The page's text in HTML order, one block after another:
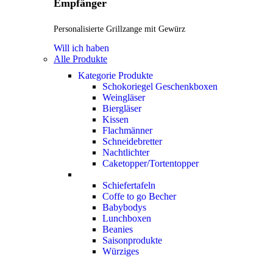
Empfänger
Personalisierte Grillzange mit Gewürz
Will ich haben
Alle Produkte
Kategorie Produkte
Schokoriegel Geschenkboxen
Weingläser
Biergläser
Kissen
Flachmänner
Schneidebretter
Nachtlichter
Caketopper/Tortentopper
Schiefertafeln
Coffe to go Becher
Babybodys
Lunchboxen
Beanies
Saisonprodukte
Würziges